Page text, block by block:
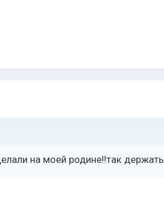
на моей родине!!так держать